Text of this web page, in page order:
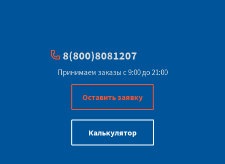
8(800)8081207
Принимаем заказы с 9:00 до 21:00
Оставить заявку
Калькулятор